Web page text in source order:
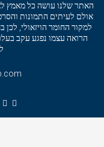
האתר שלנו עושה כל מאמץ
אולם לעיתים התמונות
הרואה עצמו נפגע עקב